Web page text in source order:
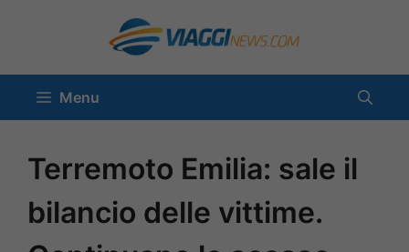
contenuto
Menu
Terremoto Emilia: sale il
bilancio delle vittime.